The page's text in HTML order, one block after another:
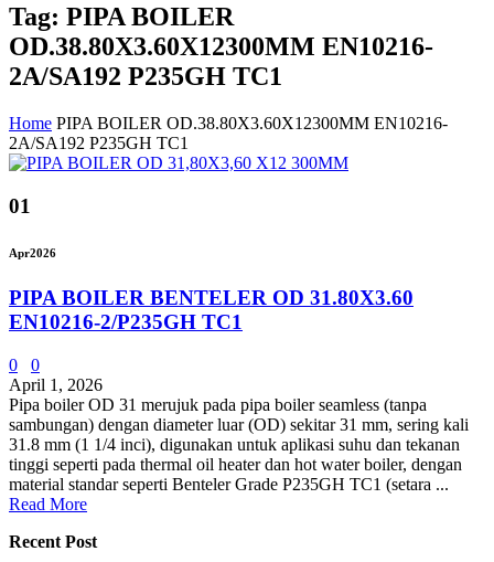
Tag: PIPA BOILER
OD.38.80X3.60X12300MM EN10216-
2A/SA192 P235GH TC1
Home PIPA BOILER OD.38.80X3.60X12300MM EN10216-
2A/SA192 P235GH TC1
01
Apr2026
PIPA BOILER BENTELER OD 31.80X3.60
EN10216-2/P235GH TC1
0
0
April 1, 2026
Pipa boiler OD 31 merujuk pada pipa boiler seamless (tanpa
sambungan) dengan diameter luar (OD) sekitar 31 mm, sering kali
31.8 mm (1 1/4 inci), digunakan untuk aplikasi suhu dan tekanan
tinggi seperti pada thermal oil heater dan hot water boiler, dengan
material standar seperti Benteler Grade P235GH TC1 (setara ...
Read More
Recent Post